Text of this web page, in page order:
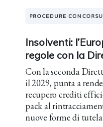
PROCEDURE
Insolventi:
regole con la
Con la seconda
il 2029, punta a
recupero crediti
pack al
nuove forme di